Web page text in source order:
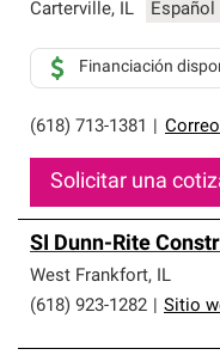
Carterville, IL
(618) 713-1381
Financiación
Solicitar una
SI Dunn-Rite
West Frankfort, IL
(618) 923-1282
Sitio